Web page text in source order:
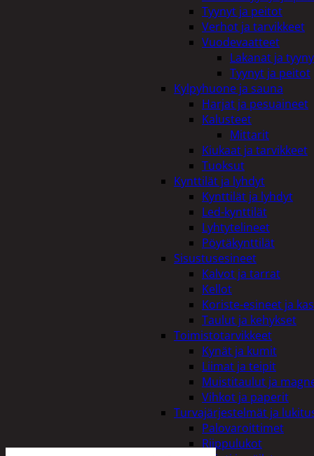
Tyynyt ja peitot
Verhot ja tarvikkeet
Vuodevaatteet
Lakanat ja
Tyynyt ja peitot
Kylpyhuone ja sauna
Harjat ja pesuaineet
Kalusteet
Mittarit
Kiukaat ja tarvikkeet
Tuoksut
Kynttilät ja lyhdyt
Kynttilät ja lyhdyt
Led-kynttilät
Lyhtytelineet
Pöytäkynttilät
Sisustusesineet
Kalvot ja tarrat
Kellot
Koriste-esineet ja
Taulut ja kehykset
Toimistotarvikkeet
Kynät ja kumit
Liimat ja teipit
Muistitaulut ja
Vihkot ja paperit
Turvajärjestelmät ja
Palovaroittimet
Riippulukot